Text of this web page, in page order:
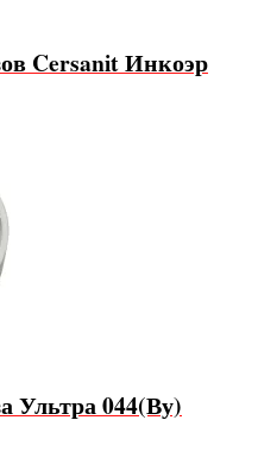
Cersanit Инкоэр
Ультра 044(Ву)